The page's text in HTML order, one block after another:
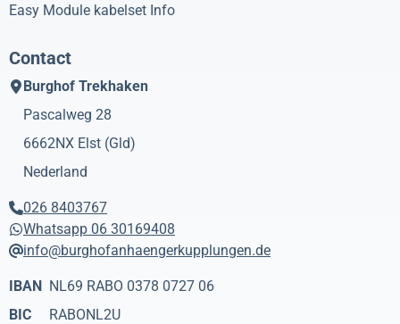
Easy Module kabelset Info
Contact
Burghof Trekhaken
Pascalweg 28
6662NX Elst (Gld)
Nederland
026 8403767
Whatsapp 06 30169408
info@burghofanhaengerkupplungen.de
IBAN NL69 RABO 0378 0727 06
BIC
RABONL2U